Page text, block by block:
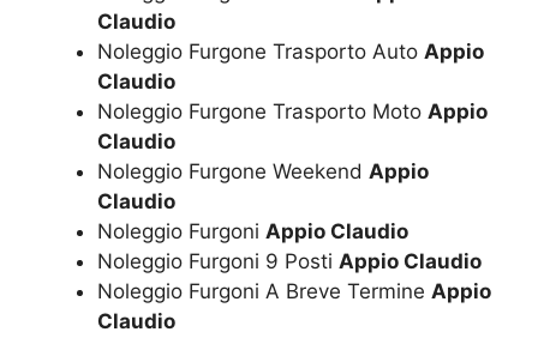
Claudio
Noleggio Furgone Trasporto Auto Appio
Claudio
Noleggio Furgone Trasporto Moto Appio
Claudio
Noleggio Furgone Weekend Appio
Claudio
Noleggio Furgoni Appio Claudio
Noleggio Furgoni 9 Posti Appio Claudio
Noleggio Furgoni A Breve Termine Appio
Claudio